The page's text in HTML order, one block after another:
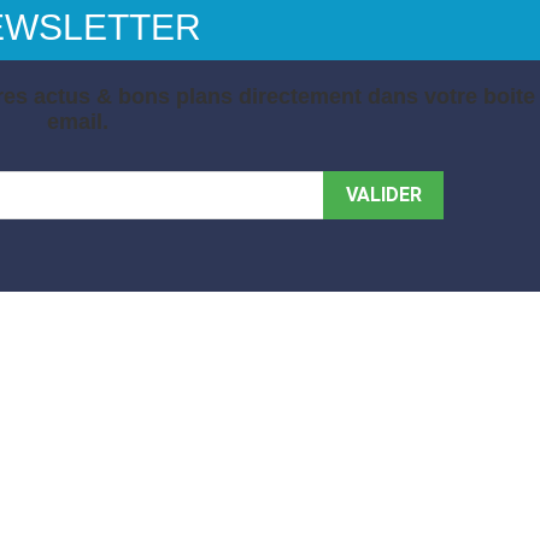
actus & bons plans directement dans votre boite
email.